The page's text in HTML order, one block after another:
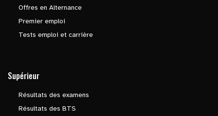
Offres en Alternance
Premier emploi
Tests emploi et carrière
Supérieur
Résultats des examens
Résultats des BTS